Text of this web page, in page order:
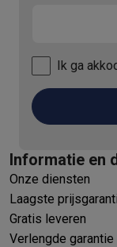
Ik ga
Informatie en
Onze diensten
Laagste
Gratis leveren
Verlengde garantie